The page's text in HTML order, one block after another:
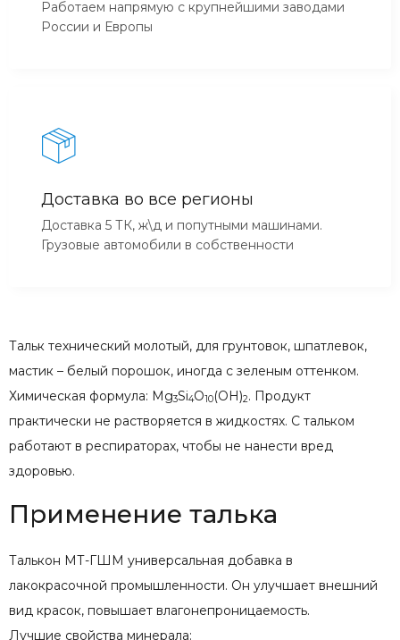
Работаем напрямую с крупнейшими заводами
России и Европы
Доставка во все регионы
Доставка 5 ТК, ж\д и попутными машинами.
Грузовые автомобили в собственности
Тальк технический молотый, для грунтовок, шпатлевок,
мастик – белый порошок, иногда с зеленым оттенком.
Химическая формула: Mg3Si4O10(OH)2. Продукт
практически не растворяется в жидкостях. С тальком
работают в респираторах, чтобы не нанести вред
здоровью.
Применение талька
Талькон МТ-ГШМ универсальная добавка в
лакокрасочной промышленности. Он улучшает внешний
вид красок, повышает влагонепроницаемость.
Лучшие свойства минерала: